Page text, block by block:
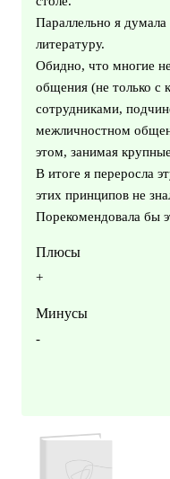
Параллельно я
литературу.
Обидно, что многие
общения (не только с
сотрудниками,
межличностном
этом, занимая
В итоге я переросла
этих принципов не
Порекомендовала бы
Плюсы
+
Минусы
-